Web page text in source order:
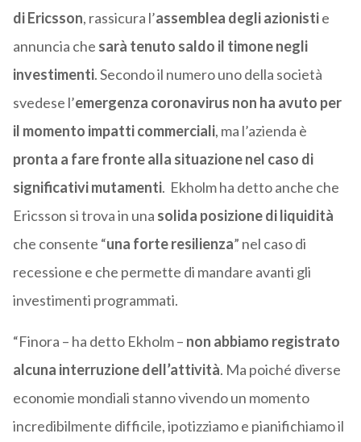
di Ericsson, rassicura l’assemblea degli azionistie
annuncia che sarà tenuto saldo il timone negli
investimenti. Secondo il numero uno della società
svedese l’emergenza coronavirus non ha avuto per
il momento impatti commerciali, ma l’azienda è
pronta a fare fronte alla situazione nel caso di
significativi mutamenti. Ekholm ha detto anche che
Ericsson si trova in una solida posizione di liquidità
che consente “una forte resilienza” nel caso di
recessione e che permette di mandare avanti gli
investimenti programmati.
“Finora – ha detto Ekholm – non abbiamo registrato
alcuna interruzione dell’attività. Ma poiché diverse
economie mondiali stanno vivendo un momento
incredibilmente difficile, ipotizziamo e pianifichiamo il